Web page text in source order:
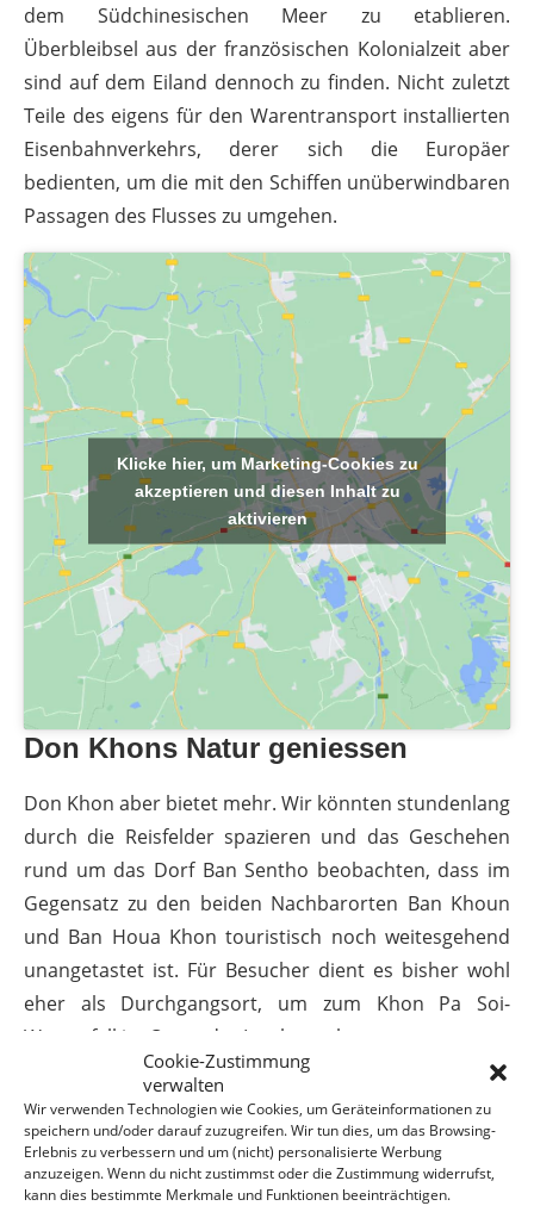
Cookie-Zustimmung
verwalten
Wir verwenden Technologien wie Cookies, um Geräteinformationen zu
speichern und/oder darauf zuzugreifen. Wir tun dies, um das Browsing-
Erlebnis zu verbessern und um (nicht) personalisierte Werbung
anzuzeigen. Wenn du nicht zustimmst oder die Zustimmung widerrufst,
kann dies bestimmte Merkmale und Funktionen beeinträchtigen.
dem Südchinesischen Meer zu etablieren.
Überbleibsel aus der französischen Kolonialzeit aber
sind auf dem Eiland dennoch zu finden. Nicht zuletzt
Teile des eigens für den Warentransport installierten
Eisenbahnverkehrs, derer sich die Europäer
bedienten, um die mit den Schiffen unüberwindbaren
Passagen des Flusses zu umgehen.
Klicke hier, um Marketing-Cookies zu
akzeptieren und diesen Inhalt zu
aktivieren
Don Khons Natur geniessen
Don Khon aber bietet mehr. Wir könnten stundenlang
durch die Reisfelder spazieren und das Geschehen
rund um das Dorf Ban Sentho beobachten, dass im
Gegensatz zu den beiden Nachbarorten Ban Khoun
und Ban Houa Khon touristisch noch weitesgehend
unangetastet ist. Für Besucher dient es bisher wohl
eher als Durchgangsort, um zum Khon Pa Soi-
Wasserfall im Osten der Insel zu gelangen.